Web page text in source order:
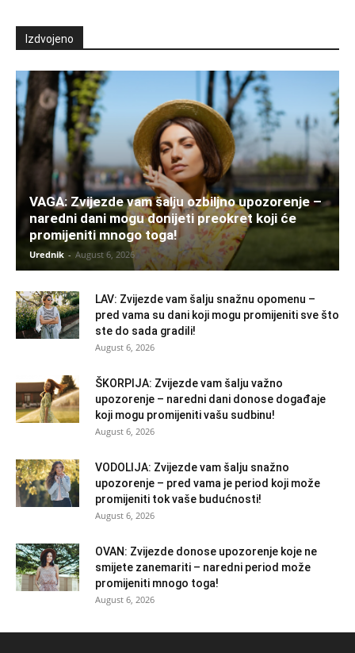
Izdvojeno
VAGA: Zvijezde vam šalju ozbiljno upozorenje –
naredni dani mogu donijeti preokret koji će
promijeniti mnogo toga!
Urednik - August 6, 2026
LAV: Zvijezde vam šalju snažnu opomenu –
pred vama su dani koji mogu promijeniti sve što
ste do sada gradili!
August 6, 2026
ŠKORPIJA: Zvijezde vam šalju važno
upozorenje – naredni dani donose događaje
koji mogu promijeniti vašu sudbinu!
August 6, 2026
VODOLIJA: Zvijezde vam šalju snažno
upozorenje – pred vama je period koji može
promijeniti tok vaše budućnosti!
August 6, 2026
OVAN: Zvijezde donose upozorenje koje ne
smijete zanemariti – naredni period može
promijeniti mnogo toga!
August 6, 2026